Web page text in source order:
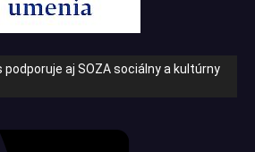
aj SOZA sociálny a kultúrny